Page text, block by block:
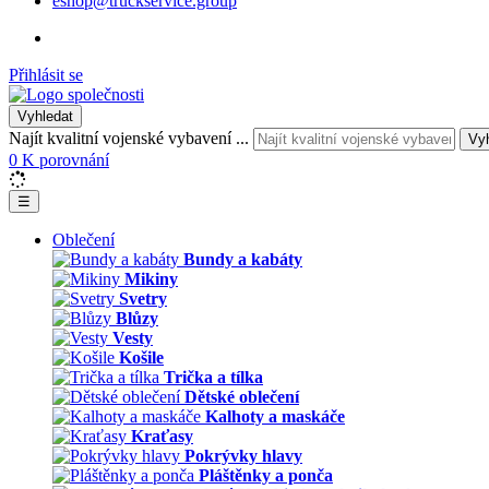
Přihlásit se
Vyhledat
Najít kvalitní vojenské vybavení ...
0 K porovnání
☰
Oblečení
Bundy a kabáty
Mikiny
Svetry
Blůzy
Vesty
Košile
Trička a tílka
Dětské oblečení
Kalhoty a maskáče
Kraťasy
Pokrývky hlavy
Pláštěnky a ponča